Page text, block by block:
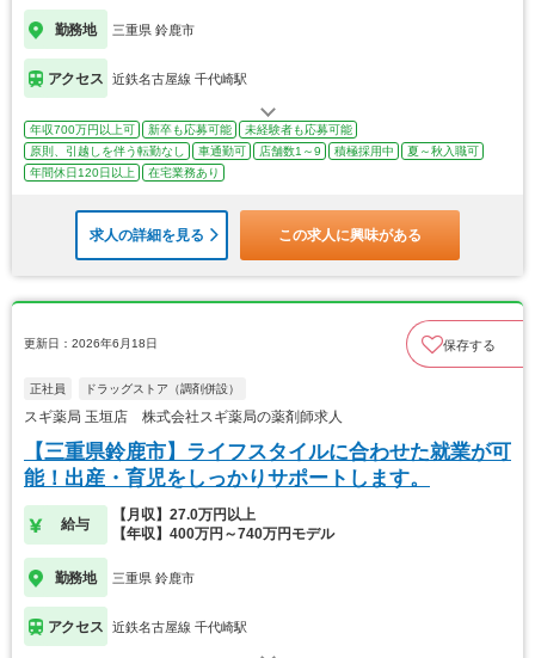
勤務地 三重県 鈴鹿市
アクセス 近鉄名古屋線 千代崎駅
年収700万円以上可 新卒も応募可能
未経験者も応募可能
原則、引越しを伴う転勤なし
車通勤可 店舗数1～9 積極採用中
夏～秋入職可
年間休日120日以上
在宅業務あり
求人の詳細を見る この求人に興味がある
更新日：2026年6月18日 保存する
正社員 ドラッグストア（調剤併設）
スギ薬局 玉垣店 株式会社スギ薬局の薬剤師求人
【三重県鈴鹿市】ライフスタイルに合わせた就業が可
能！出産・育児をしっかりサポートします。
給与
【月収】27.0万円以上
【年収】400万円～740万円モデル
勤務地 三重県 鈴鹿市
アクセス 近鉄名古屋線 千代崎駅